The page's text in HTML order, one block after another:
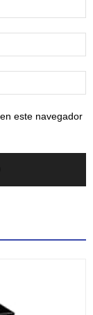
este navegador